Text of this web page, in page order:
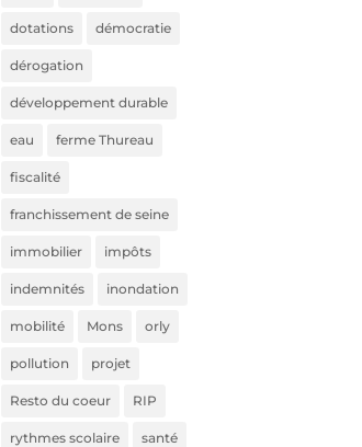
dotations démocratie
dérogation
développement durable
eau ferme Thureau
fiscalité
franchissement de seine
immobilier impôts
indemnités inondation
mobilité Mons orly
pollution projet
Resto du coeur RIP
rythmes scolaire santé